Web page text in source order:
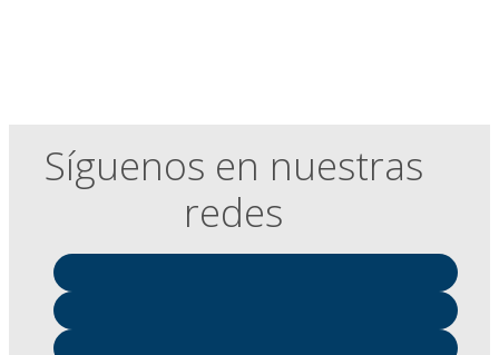
Síguenos en nuestras
redes